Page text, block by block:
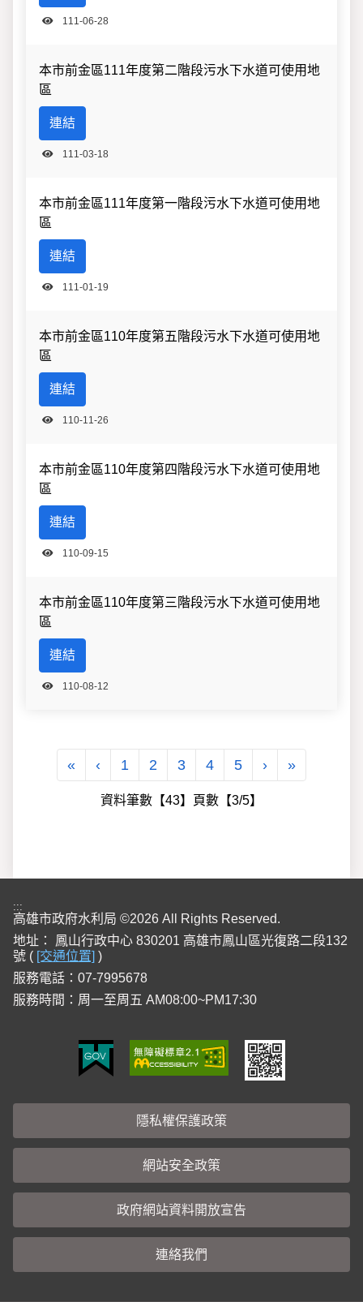
111-06-28
本市前金區111年度第二階段污水下水道可使用地
區
連結
111-03-18
本市前金區111年度第一階段污水下水道可使用地
區
連結
111-01-19
本市前金區110年度第五階段污水下水道可使用地
區
連結
110-11-26
本市前金區110年度第四階段污水下水道可使用地
區
連結
110-09-15
本市前金區110年度第三階段污水下水道可使用地
區
連結
110-08-12
«第一頁
‹ 上一頁
1 2 3 4 5 ›下一頁
»最後一頁
資料筆數【43】頁數【3/5】
:::
高雄市政府水利局 ©2026 All Rights Reserved.
地址：
鳳山行政中心 830201 高雄市鳳山區光復路二段132
號 ( [交通位置] )
服務電話：07-7995678
服務時間：周一至周五 AM08:00~PM17:30
隱私權保護政策
網站安全政策
政府網站資料開放宣告
連絡我們